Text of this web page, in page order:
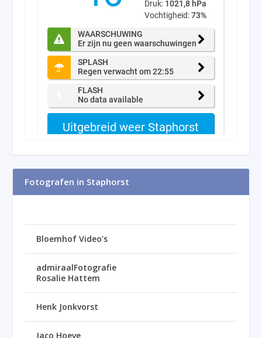
Fotografen in Staphorst
Bloemhof Video’s
admiraalFotografie
Rosalie Hattem
Henk Jonkvorst
Jaco Hoeve